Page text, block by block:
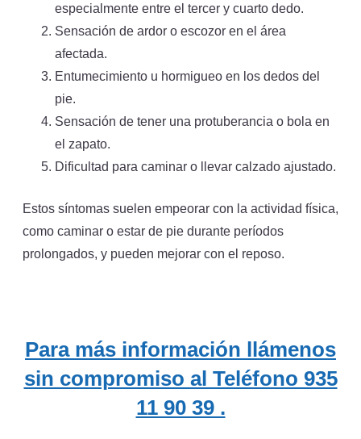
especialmente entre el tercer y cuarto dedo.
Sensación de ardor o escozor en el área
afectada.
Entumecimiento u hormigueo en los dedos del
pie.
Sensación de tener una protuberancia o bola en
el zapato.
Dificultad para caminar o llevar calzado ajustado.
Estos síntomas suelen empeorar con la actividad física,
como caminar o estar de pie durante períodos
prolongados, y pueden mejorar con el reposo.
Para más información llámenos
sin compromiso al Teléfono 935
11 90 39 .